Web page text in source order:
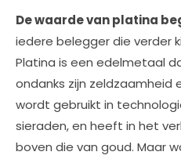
De waarde van platina
iedere belegger die verder
Platina is een edelmetaal
ondanks zijn zeldzaamheid
wordt gebruikt in
sieraden, en heeft in het
boven die van goud. Maar